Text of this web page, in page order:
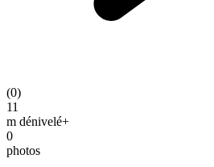
(0)
11
m dénivelé+
0
photos